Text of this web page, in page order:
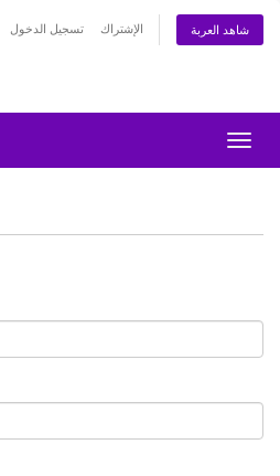
تسجيل الدخول الإشتراك شاهد العربة
تبديل
التنقل